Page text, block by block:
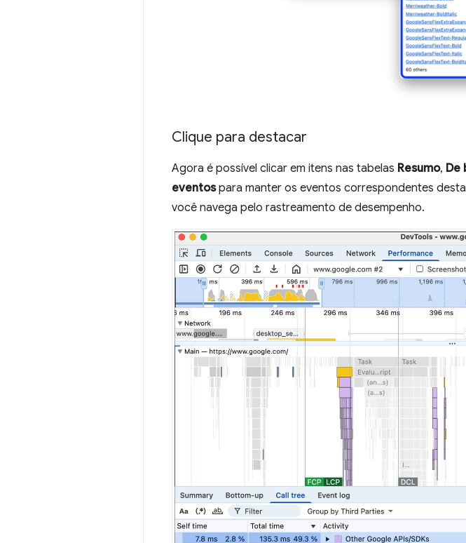
Clique para destacar
Agora é possível clicar em itens nas tabelas Resumo, De
eventospara manter os eventos correspondentes
você navega pelo rastreamento de desempenho.